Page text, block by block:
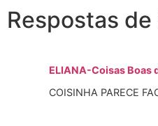
Respostas de
ELIANA-Coisas Boas
COISINHA PARECE